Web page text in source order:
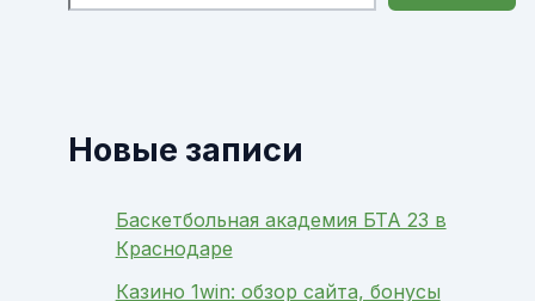
Новые записи
Баскетбольная академия БТА 23 в
Краснодаре
Казино 1win: обзор сайта, бонусы